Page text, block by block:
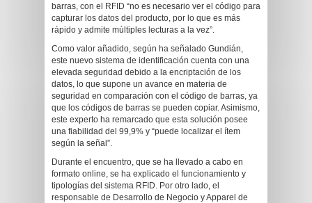
barras, con el RFID “no es necesario ver el código para
capturar los datos del producto, por lo que es más
rápido y admite múltiples lecturas a la vez”.
Como valor añadido, según ha señalado Gundián,
este nuevo sistema de identificación cuenta con una
elevada seguridad debido a la encriptación de los
datos, lo que supone un avance en materia de
seguridad en comparación con el código de barras, ya
que los códigos de barras se pueden copiar. Asimismo,
este experto ha remarcado que esta solución posee
una fiabilidad del 99,9% y “puede localizar el ítem
según la señal”.
Durante el encuentro, que se ha llevado a cabo en
formato online, se ha explicado el funcionamiento y
tipologías del sistema RFID. Por otro lado, el
responsable de Desarrollo de Negocio y Apparel de